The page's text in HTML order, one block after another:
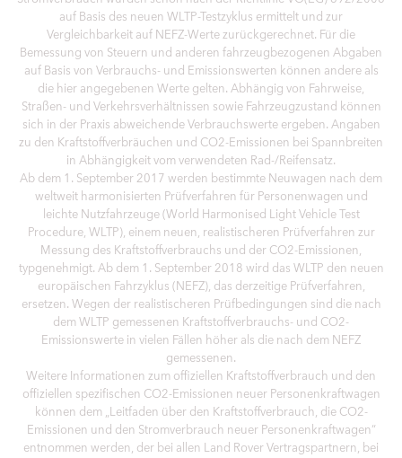
auf Basis des neuen WLTP-Testzyklus ermittelt und zur
Vergleichbarkeit auf NEFZ-Werte zurückgerechnet. Für die
Bemessung von Steuern und anderen fahrzeugbezogenen Abgaben
auf Basis von Verbrauchs- und Emissionswerten können andere als
die hier angegebenen Werte gelten. Abhängig von Fahrweise,
Straßen- und Verkehrsverhältnissen sowie Fahrzeugzustand können
sich in der Praxis abweichende Verbrauchswerte ergeben. Angaben
zu den Kraftstoffverbräuchen und CO2-Emissionen bei Spannbreiten
in Abhängigkeit vom verwendeten Rad-/Reifensatz.
Ab dem 1. September 2017 werden bestimmte Neuwagen nach dem
weltweit harmonisierten Prüfverfahren für Personenwagen und
leichte Nutzfahrzeuge (World Harmonised Light Vehicle Test
Procedure, WLTP), einem neuen, realistischeren Prüfverfahren zur
Messung des Kraftstoffverbrauchs und der CO2-Emissionen,
typgenehmigt. Ab dem 1. September 2018 wird das WLTP den neuen
europäischen Fahrzyklus (NEFZ), das derzeitige Prüfverfahren,
ersetzen. Wegen der realistischeren Prüfbedingungen sind die nach
dem WLTP gemessenen Kraftstoffverbrauchs- und CO2-
Emissionswerte in vielen Fällen höher als die nach dem NEFZ
gemessenen.
Weitere Informationen zum offiziellen Kraftstoffverbrauch und den
offiziellen spezifischen CO2-Emissionen neuer Personenkraftwagen
können dem „Leitfaden über den Kraftstoffverbrauch, die CO2-
Emissionen und den Stromverbrauch neuer Personenkraftwagen“
entnommen werden, der bei allen Land Rover Vertragspartnern, bei